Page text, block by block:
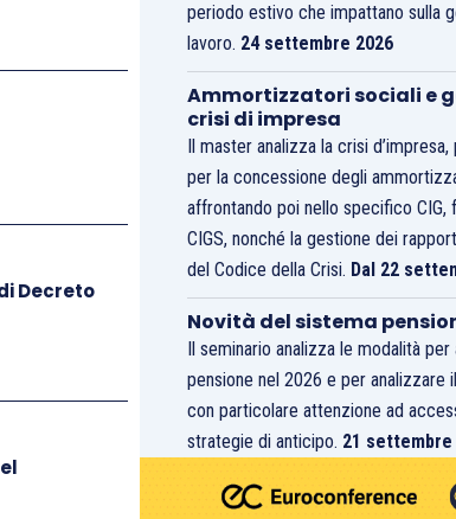
Decreto
periodo estivo che impattano sulla
lavoro. 24 settembre 2026
Ammortizzatori sociali e
crisi di impresa
Il master analizza la crisi
per la concessione degli
affrontando poi nello specifico CIG,
CIGS, nonché la gestione dei
del Codice della Crisi. Dal 22
Novità del sistema
Il seminario analizza le modalità
pensione nel 2026 e per analizzare
con particolare attenzione ad
strategie di anticipo. 21 settembre